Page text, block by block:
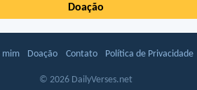
Doação
mim Doação Contato Política de Privacidade
© 2026 DailyVerses.net